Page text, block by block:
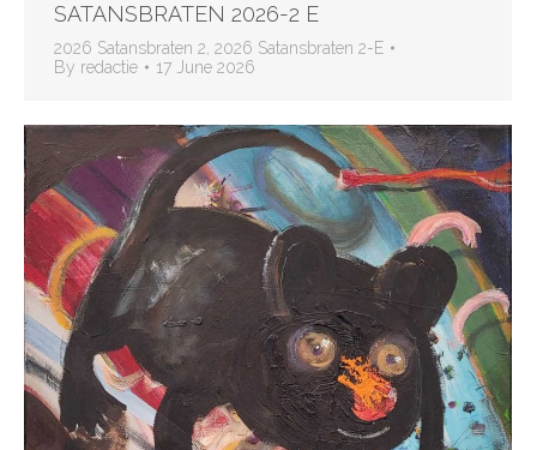
SATANSBRATEN 2026-2 E
2026 Satansbraten 2, 2026 Satansbraten 2-E
By redactie 17 June 2026